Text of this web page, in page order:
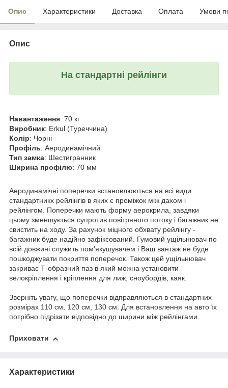
Опис Характеристики Доставка Оплата Умови
Опис
На стандартні рейлінги
Навантаження: 70 кг
Виробник: Erkul (Туреччина)
Колір: Чорні
Профіль: Аеродинамічний
Тип замка: Шестигранник
Ширина профілю: 70 мм
Аеродинамічні поперечки встановлюються на всі види
стандартникх рейлінгів в яких є проміжок між дахом і
рейлінгом. Поперечки мають форму аерокрила, завдяки
цьому зменшується супротив повітряного потоку і багажник не
свистить на ходу. За рахунок міцного обхвату рейлінгу -
багажник буде надійно зафіксований. Гумовий ущільнювач по
всій довжині служить пом'якушувачем і Ваш вантаж не буде
пошкоджувати покриття поперечок. Також цей ущільнювач
закриває Т-образний паз в який можна установити
велокріплення і кріплення для лиж, сноубордів, каяк.
Зверніть увагу, що поперечки відправляються в стандартних
розмірах 110 см, 120 см, 130 см. Для встановлення на авто їх
потрібно підрізати відповідно до ширини між рейлінгами.
Приховати
Характеристики